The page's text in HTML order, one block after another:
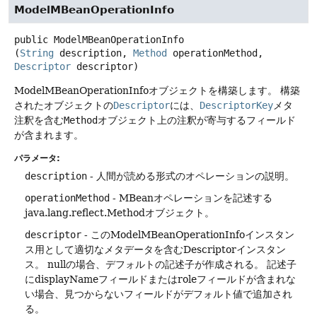
ModelMBeanOperationInfo
public ModelMBeanOperationInfo
(String description, Method
Descriptor descriptor)
ModelMBeanOperationInfoオブジェクトを構築します。
構築
されたオブジェクトのDescriptorには、 DescriptorKey メタ
注釈を含むMethodオブジェクト上の注釈が寄与するフィールド
が含まれます。
パラメータ:
description - 人間が読める形式のオペレーションの説明。
operationMethod - MBeanオペレーションを記述する
java.lang.reflect.Methodオブジェクト。
descriptor - このModelMBeanOperationInfoインスタン
ス用として適切なメタデータを含むDescriptorインスタン
ス。
nullの場合、デフォルトの記述子が作成される。
記述子
にdisplayNameフィールドまたはroleフィールドが含まれな
い場合、見つからないフィールドがデフォルト値で追加され
る。